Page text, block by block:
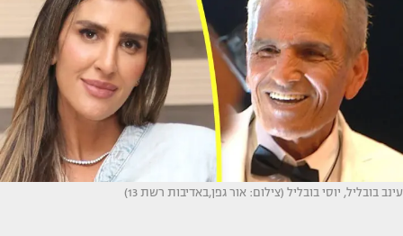
עינב בובליל, יוסי בובליל (צילום: אור גפן,באדיבות רשת 13)